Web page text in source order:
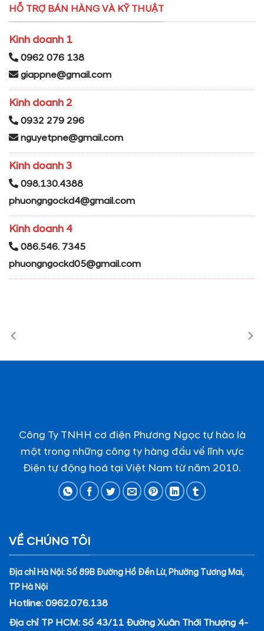
HỖ TRỢ BÁN HÀNG VÀ KỸ THUẬT
Kinh doanh 1
0962 076 138
giappne@gmail.com
Kinh doanh 2
0932 279 296
nguyetpne@gmail.com
Kinh doanh 3
098.130.4388
phuongngockd4@gmail.com
Kinh doanh 4
086.546. 7345
phuongngockd05@gmail.com
Công Ty TNHH cơ điện Phương Ngọc tự hào là
một trong những công ty hàng đầu về lĩnh vực
Điện tự động hoá tại Việt Nam từ năm 2010.
VỀ CHÚNG TÔI
Địa chỉ Hà Nội: Số 89B Đường Hồ Đền Lừ, Phường Tương Mai,
TP Hà Nội
Hotline: 0962.076.138
Địa chỉ TP HCM: Số 43/11 Đường Xuân Thới Thượng 4-